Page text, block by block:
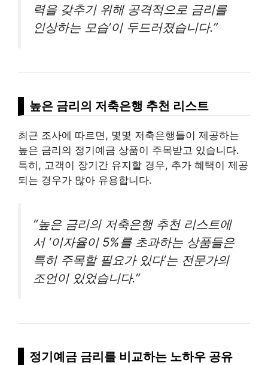
력을 갖추기 위해 공격적으로 금리를
인상하는 모습’이 두드러졌습니다.”
높은 금리의 저축은행 추천 리스트
최근 조사에 따르면, 몇몇 저축은행들이 제공하는
높은 금리의 정기예금 상품이 주목받고 있습니다.
특히, 고객이 장기간 유지할 경우, 추가 혜택이 제공
되는 경우가 많아 유용합니다.
“높은 금리의 저축은행 추천 리스트에
서 ‘이자율이 5%를 초과하는 상품들은
특히 주목할 필요가 있다’는 전문가의
조언이 있었습니다.”
정기예금 금리를 비교하는 노하우 공유